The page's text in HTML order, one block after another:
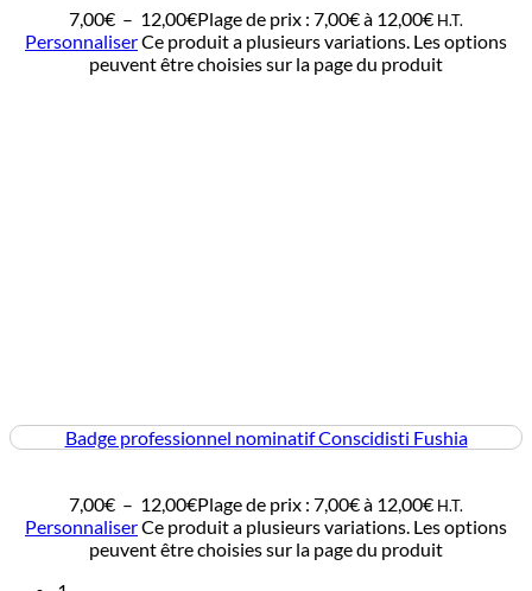
7,00€ – 12,00€Plage de prix : 7,00€ à 12,00€ H.T.
PersonnaliserCe produit a plusieurs variations. Les options
peuvent être choisies sur la page du produit
Badge professionnel nominatif Conscidisti Fushia
7,00€ – 12,00€Plage de prix : 7,00€ à 12,00€ H.T.
PersonnaliserCe produit a plusieurs variations. Les options
peuvent être choisies sur la page du produit